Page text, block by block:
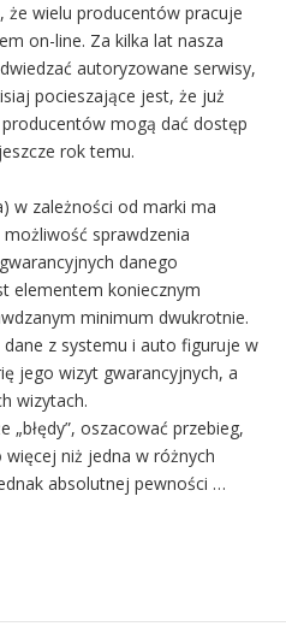
że wielu producentów pracuje
on-line. Za kilka lat nasza
autoryzowane serwisy,
pocieszające jest, że już
mogą dać dostęp
rok temu.
w zależności od marki ma
sprawdzenia
danego
elementem koniecznym
minimum dwukrotnie.
dane z systemu i auto figuruje w
jego wizyt gwarancyjnych, a
wizytach.
oszacować przebieg,
więcej niż jedna w różnych
absolutnej pewności …